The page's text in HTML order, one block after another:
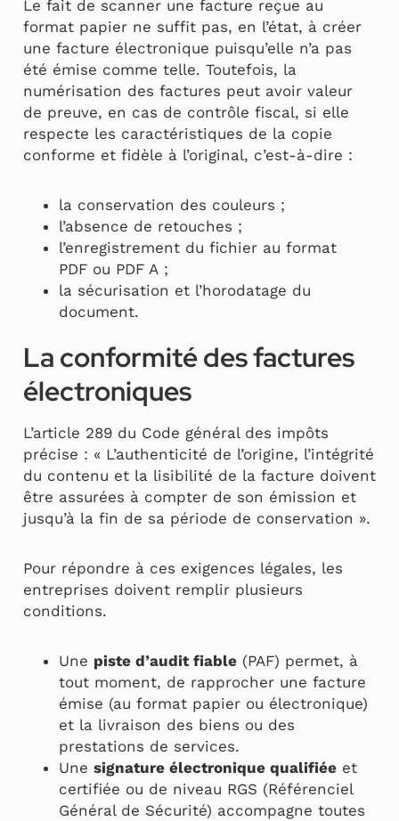
Le fait de scanner une facture reçue au
format papier ne suffit pas, en l’état, à créer
une facture électronique puisqu’elle n’a pas
été émise comme telle. Toutefois, la
numérisation des factures peut avoir valeur
de preuve, en cas de contrôle fiscal, si elle
respecte les caractéristiques de la copie
conforme et fidèle à l’original, c’est-à-dire :
la conservation des couleurs ;
l’absence de retouches ;
l’enregistrement du fichier au format
PDF ou PDF A ;
la sécurisation et l’horodatage du
document.
La conformité des factures
électroniques
L’article 289 du Code général des impôts
précise : « L’authenticité de l’origine, l’intégrité
du contenu et la lisibilité de la facture doivent
être assurées à compter de son émission et
jusqu’à la fin de sa période de conservation ».
Pour répondre à ces exigences légales, les
entreprises doivent remplir plusieurs
conditions.
Une piste d’audit fiable (PAF) permet, à
tout moment, de rapprocher une facture
émise (au format papier ou électronique)
et la livraison des biens ou des
prestations de services.
Une signature électronique qualifiée et
certifiée ou de niveau RGS (Référenciel
Général de Sécurité) accompagne toutes